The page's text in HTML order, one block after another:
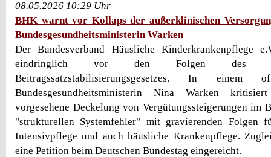
08.05.2026 10:29 Uhr
BHK warnt vor Kollaps der außerklinischen
Bundesgesundheitsministerin Warken
Der Bundesverband Häusliche Kinderkrankenpflege
eindringlich vor den Folgen des
Beitragssatzstabilisierungsgesetzes. In
Bundesgesundheitsministerin Nina Warken
vorgesehene Deckelung von Vergütungssteigerungen im
"strukturellen Systemfehler" mit gravierenden Folgen
Intensivpflege und auch häusliche Krankenpflege.
eine Petition beim Deutschen Bundestag eingereicht.